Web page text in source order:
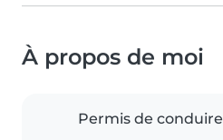
À propos de moi
Permis de conduire